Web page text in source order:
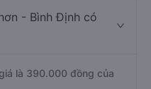
- Bình Định có
là 390.000 đồng của